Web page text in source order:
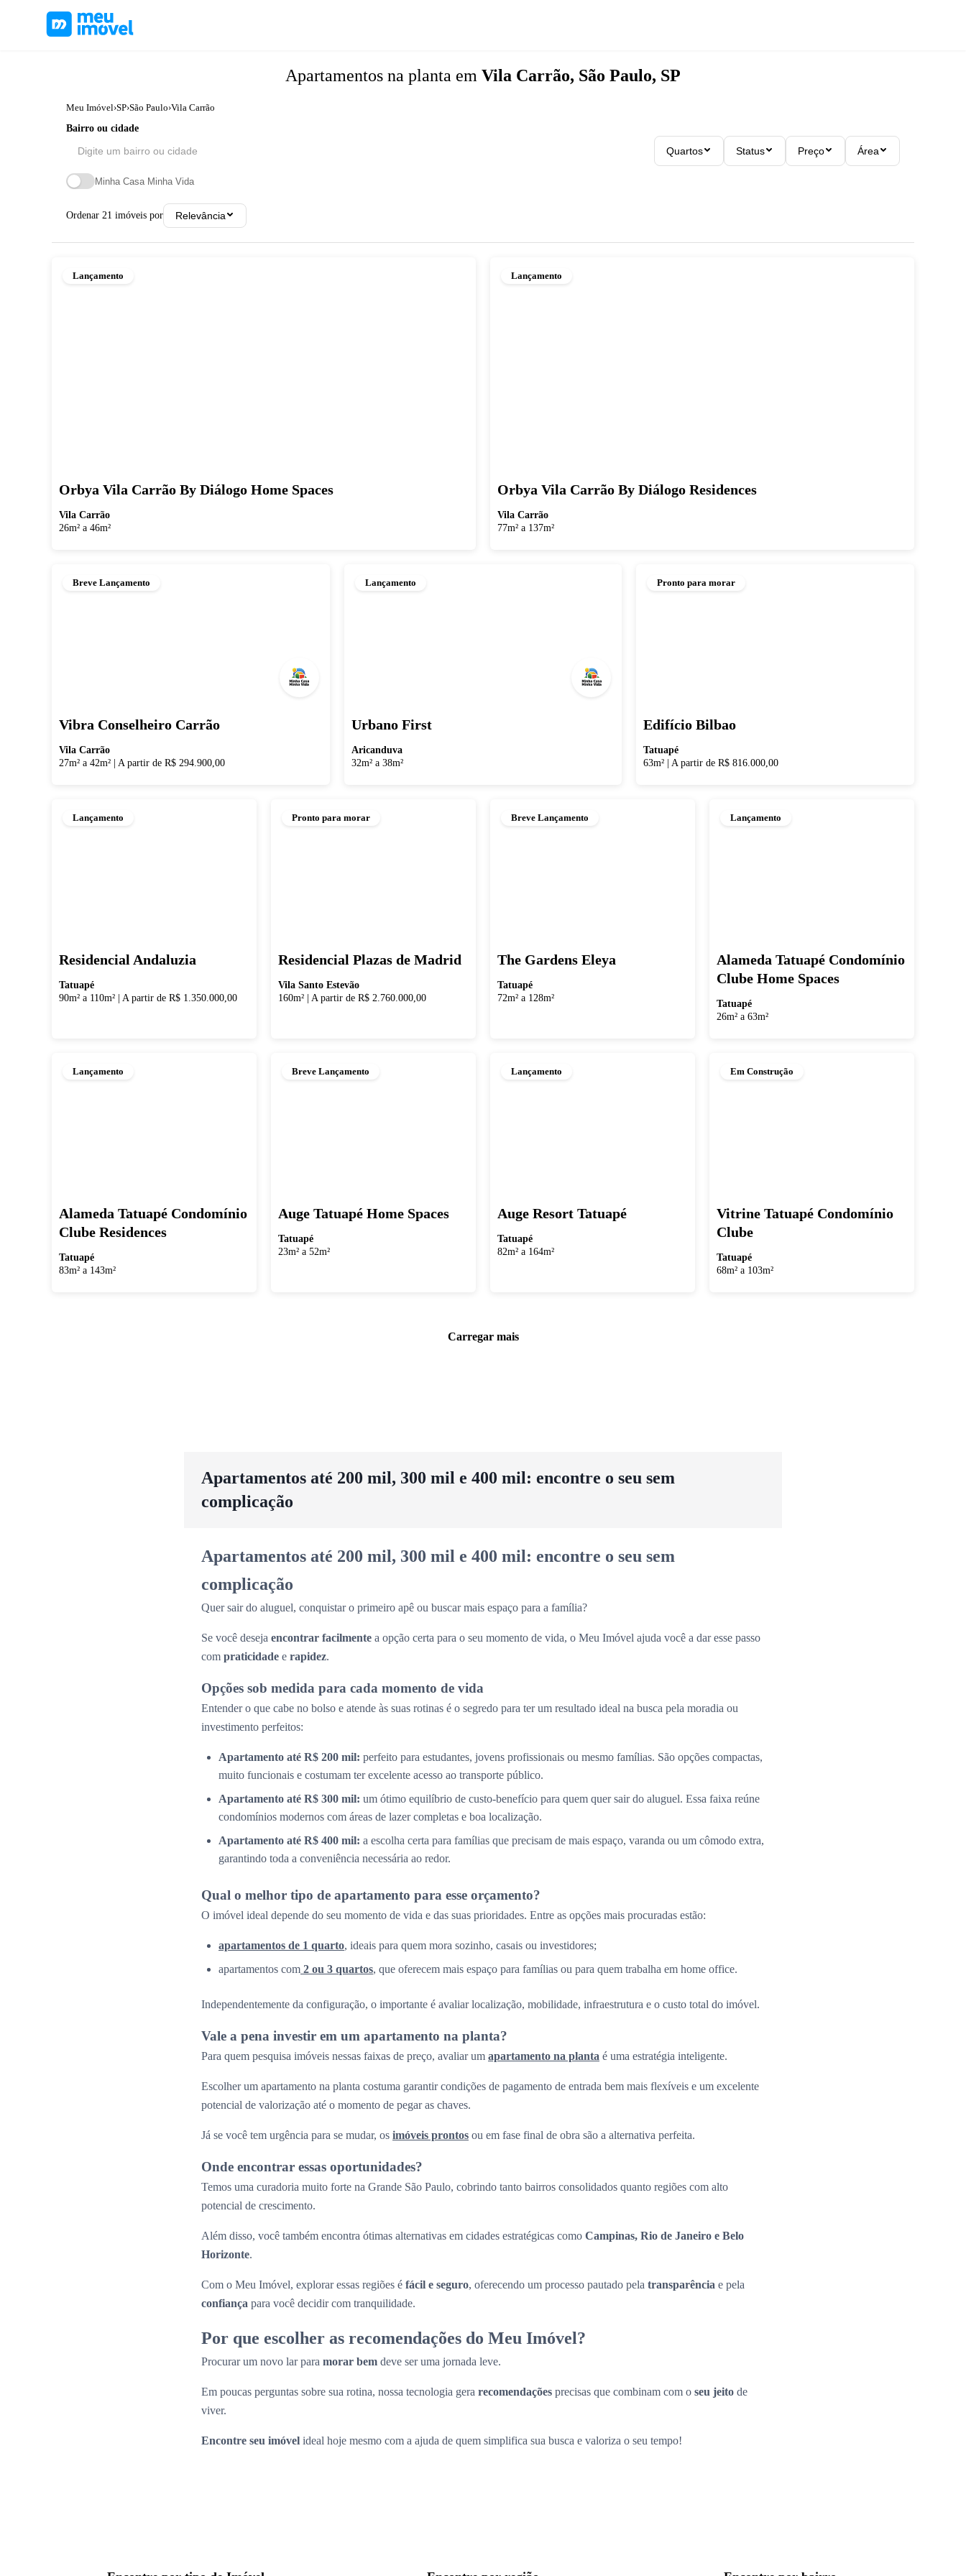
Apartamentos na planta em Vila Carrão, São Paulo, SP
Meu Imóvel›SP›São Paulo›Vila Carrão
Bairro ou cidade
Quartos Status Preço Área
Minha Casa Minha Vida
Ordenar 21 imóveis por Relevância
Lançamento
Orbya Vila Carrão By Diálogo Home Spaces
Vila Carrão
26m² a 46m²
Lançamento
Orbya Vila Carrão By Diálogo Residences
Vila Carrão
77m² a 137m²
Breve Lançamento
Vibra Conselheiro Carrão
Vila Carrão
27m² a 42m²
A partir de R$ 294.900,00
Lançamento
Urbano First
Aricanduva
32m² a 38m²
Pronto para morar
Edifício Bilbao
Tatuapé
63m² |A partir de R$ 816.000,00
Lançamento
Residencial Andaluzia
Tatuapé
90m² a 110m²
A partir de R$ 1.350.000,00
Pronto para morar
Residencial Plazas de Madrid
Vila Santo Estevão
160m²| A partir de R$ 2.760.000,00
Breve Lançamento
The Gardens Eleya
Tatuapé
72m² a 128m²
Lançamento
Alameda Tatuapé Condomínio
Clube Home Spaces
Tatuapé
26m² a 63m²
Lançamento
Alameda Tatuapé Condomínio
Clube Residences
Tatuapé
83m² a 143m²
Breve Lançamento
Auge Tatuapé Home Spaces
Tatuapé
23m² a 52m²
Lançamento
Auge Resort Tatuapé
Tatuapé
82m² a 164m²
Em Construção
Vitrine Tatuapé Condomínio
Clube
Tatuapé
68m² a 103m²
Carregar mais
Apartamentos até 200 mil, 300 mil e 400 mil: encontre o seu sem
complicação
Apartamentos até 200 mil, 300 mil e 400 mil: encontre o seu sem
complicação
Quer sair do aluguel, conquistar o primeiro apê ou buscar mais espaço para a família?
Se você deseja encontrar facilmente a opção certa para o seu momento de vida, o Meu Imóvel ajuda você a dar esse passo
com praticidade e rapidez.
Opções sob medida para cada momento de vida
Entender o que cabe no bolso e atende às suas rotinas é o segredo para ter um resultado ideal na busca pela moradia ou
investimento perfeitos:
Apartamento até R$ 200 mil: perfeito para estudantes, jovens profissionais ou mesmo famílias. São opções compactas,
muito funcionais e costumam ter excelente acesso ao transporte público.
Apartamento até R$ 300 mil: um ótimo equilíbrio de custo-benefício para quem quer sair do aluguel. Essa faixa reúne
condomínios modernos com áreas de lazer completas e boa localização.
Apartamento até R$ 400 mil: a escolha certa para famílias que precisam de mais espaço, varanda ou um cômodo extra,
garantindo toda a conveniência necessária ao redor.
Qual o melhor tipo de apartamento para esse orçamento?
O imóvel ideal depende do seu momento de vida e das suas prioridades. Entre as opções mais procuradas estão:
apartamentos de 1 quarto, ideais para quem mora sozinho, casais ou investidores;
apartamentos com 2 ou 3 quartos, que oferecem mais espaço para famílias ou para quem trabalha em home office.
Independentemente da configuração, o importante é avaliar localização, mobilidade, infraestrutura e o custo total do imóvel.
Vale a pena investir em um apartamento na planta?
Para quem pesquisa imóveis nessas faixas de preço, avaliar um apartamento na planta é uma estratégia inteligente.
Escolher um apartamento na planta costuma garantir condições de pagamento de entrada bem mais flexíveis e um excelente
potencial de valorização até o momento de pegar as chaves.
Já se você tem urgência para se mudar, os imóveis prontos ou em fase final de obra são a alternativa perfeita.
Onde encontrar essas oportunidades?
Temos uma curadoria muito forte na Grande São Paulo, cobrindo tanto bairros consolidados quanto regiões com alto
potencial de crescimento.
Além disso, você também encontra ótimas alternativas em cidades estratégicas como Campinas, Rio de Janeiro e Belo
Horizonte.
Com o Meu Imóvel, explorar essas regiões é fácil e seguro, oferecendo um processo pautado pela transparência e pela
confiança para você decidir com tranquilidade.
Por que escolher as recomendações do Meu Imóvel?
Procurar um novo lar para morar bem deve ser uma jornada leve.
Em poucas perguntas sobre sua rotina, nossa tecnologia gera recomendações precisas que combinam com o seu jeito de
viver.
Encontre seu imóvel ideal hoje mesmo com a ajuda de quem simplifica sua busca e valoriza o seu tempo!